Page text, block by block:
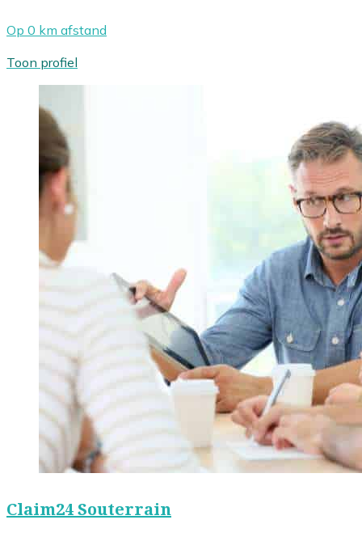
Op 0 km afstand
Toon profiel
Claim24 Souterrain